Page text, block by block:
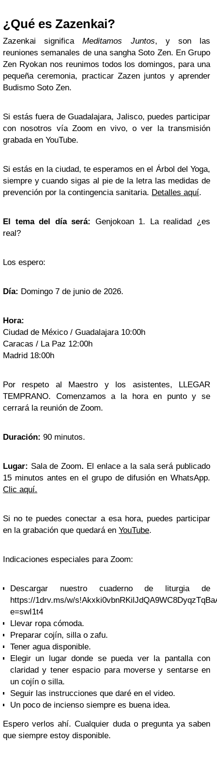
¿Qué es Zazenkai?
Zazenkai significaMeditamos Juntos, y son las
reuniones semanales de una sangha Soto Zen. En Grupo
Zen Ryokan nos reunimos todos los domingos, para una
pequeña ceremonia, practicar Zazen juntos y aprender
Budismo Soto Zen.
Si estás fuera de Guadalajara, Jalisco, puedes participar
con nosotros vía Zoom en vivo, o ver la transmisión
grabada en YouTube.
Si estás en la ciudad, te esperamos en el Árbol del Yoga,
siempre y cuando sigas al pie de la letra las medidas de
prevención por la contingencia sanitaria. Detalles aquí.
El tema del día será:
Genjokoan 1. La realidad ¿es
real?
Los espero:
Día: Domingo 7 de junio de 2026.
Hora:
Ciudad de México / Guadalajara 10:00h
Caracas / La Paz 12:00h
Madrid 18:00h
Por respeto al Maestro y los asistentes, LLEGAR
TEMPRANO. Comenzamos a la hora en punto y se
cerrará la reunión de Zoom.
Duración: 90 minutos.
Lugar: Sala de Zoom. El enlace a la sala será publicado
15 minutos antes en el grupo de difusión en WhatsApp.
Clic aquí.
Si no te puedes conectar a esa hora, puedes participar
en la grabación que quedará en YouTube.
Indicaciones especiales para Zoom:
Descargar nuestro cuaderno de liturgia de
https://1drv.ms/w/
e=swI1t4
Llevar ropa cómoda.
Preparar cojín, silla o zafu.
Tener agua disponible.
Elegir un lugar donde se pueda ver la pantalla con
claridad y tener espacio para moverse y sentarse en
un cojín o silla.
Seguir las instrucciones que daré en el video.
Un poco de incienso siempre es buena idea.
Espero verlos ahí. Cualquier duda o pregunta ya saben
que siempre estoy disponible.